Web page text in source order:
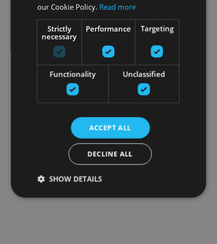
our Cookie Policy. Read more
Strictly
necessary
Performance Targeting
Functionality Unclassified
ACCEPT ALL
DECLINE ALL
SHOW DETAILS